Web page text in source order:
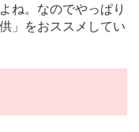
ね。なのでやっぱり
」をおススメしてい